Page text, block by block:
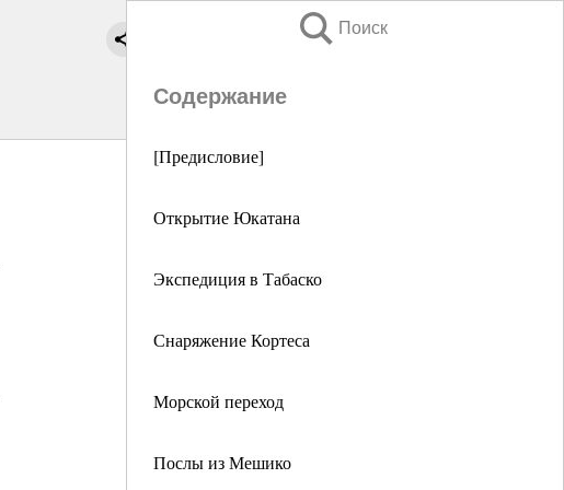
Поиск
Содержание
[Предисловие]
Открытие Юкатана
Экспедиция в Табаско
Снаряжение Кортеса
Морской переход
Послы из Мешико